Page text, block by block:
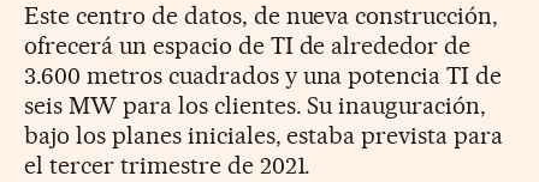
Este centro de datos, de nueva construcción,
ofrecerá un espacio de TI de alrededor de
3.600 metros cuadrados y una potencia TI de
seis MW para los clientes. Su inauguración,
bajo los planes iniciales, estaba prevista para
el tercer trimestre de 2021.